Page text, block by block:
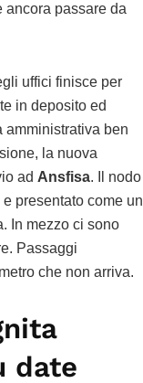
ancora passare da
uffici finisce per
in deposito ed
amministrativa ben
la nuova
ad Ansfisa. Il nodo
presentato come un
In mezzo ci sono
Passaggi
che non arriva.
date